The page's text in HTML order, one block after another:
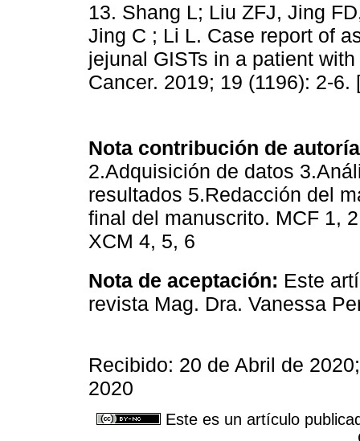
13. Shang L; Liu ZFJ, Jing
Jing C ; Li L. Case report of
jejunal GISTs in a patient
Cancer. 2019; 19 (1196): 2-6.
Nota contribución de
2.Adquisición de datos
resultados 5.Redacción del
final del manuscrito. MCF 1,
XCM 4, 5, 6
Nota de aceptación: Este
revista Mag. Dra. Vanessa
Recibido: 20 de Abril de
2020
Este es un artículo